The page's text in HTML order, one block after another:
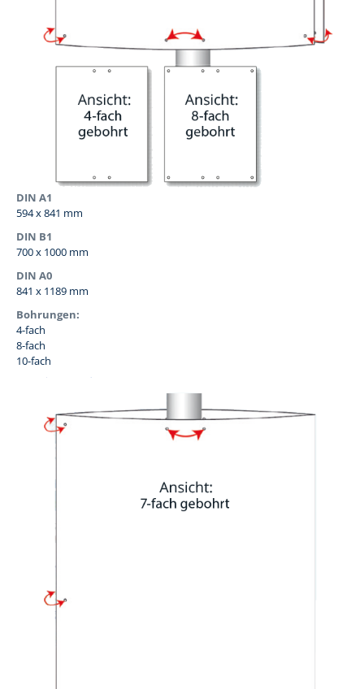
DIN A1
594 x 841 mm
DIN B1
700 x 1000 mm
DIN A0
841 x 1189 mm
Bohrungen:
4-fach
8-fach
10-fach